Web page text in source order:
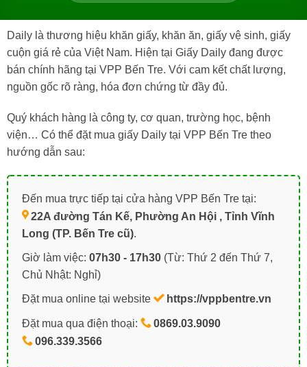
Daily là thương hiệu khăn giấy, khăn ăn, giấy vệ sinh, giấy
cuộn giá rẻ của Việt Nam. Hiện tại Giấy Daily đang được
bán chính hãng tại VPP Bến Tre. Với cam kết chất lượng,
nguồn gốc rõ ràng, hóa đơn chứng từ đầy đủ.
Quý khách hàng là công ty, cơ quan, trường học, bệnh
viện… Có thể đặt mua giấy Daily tại VPP Bến Tre theo
hướng dẫn sau:
Đến mua trực tiếp tại cửa hàng VPP Bến Tre tại:
22A đường Tán Kế, Phường An Hội , Tỉnh Vĩnh
Long (TP. Bến Tre cũ).
Giờ làm việc: 07h30 - 17h30 (Từ: Thứ 2 đến Thứ 7,
Chủ Nhật: Nghỉ)
Đặt mua online tại website https://vppbentre.vn
Đặt mua qua điện thoại:
0869.03.9090
096.339.3566